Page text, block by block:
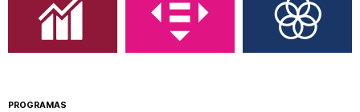
PROGRAMAS